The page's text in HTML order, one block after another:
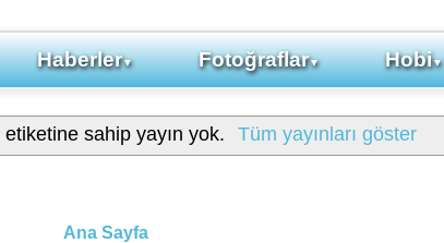
Haberler▼ Fotoğraflar▼ Hobi▼
etiketine sahip yayın yok. Tüm yayınları göster
Ana Sayfa